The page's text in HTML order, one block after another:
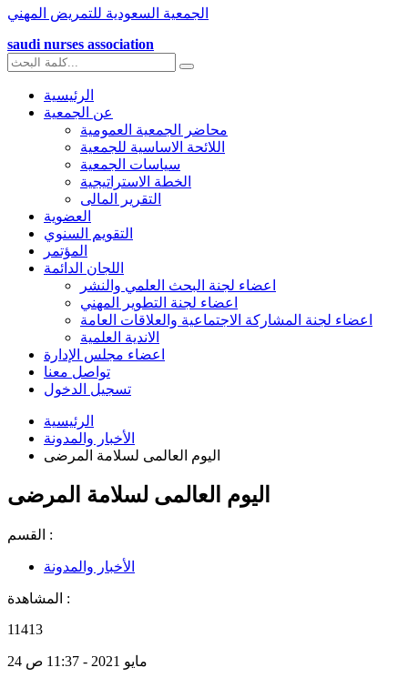
الجمعية السعودية للتمريض المهني
saudi nurses association
الرئيسية
عن الجمعية
محاضر الجمعية العمومية
اللائحة الاساسية للجمعية
سياسات الجمعية
الخطة الاستراتيجية
التقرير المالى
العضوية
التقويم السنوي
المؤتمر
اللجان الدائمة
اعضاء لجنة البحث العلمي والنشر
اعضاء لجنة التطوير المهني
اعضاء لجنة المشاركة الاجتماعية والعلاقات العامة
الاندية العلمية
اعضاء مجلس الإدارة
تواصل معنا
تسجيل الدخول
الرئيسية
الأخبار والمدونة
اليوم العالمى لسلامة المرضى
اليوم العالمى لسلامة المرضى
القسم :
الأخبار والمدونة
المشاهدة :
11413
24 مايو 2021 - 11:37 ص